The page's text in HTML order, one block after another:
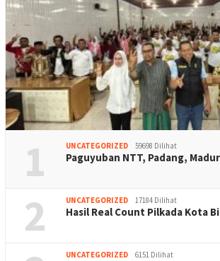
1 UNCATEGORIZED 59698 Dilihat
Paguyuban NTT, Padang,
2 UNCATEGORIZED 17184 Dilihat
Hasil Real Count Pilkada Kota
UNCATEGORIZED 6151 Dilihat